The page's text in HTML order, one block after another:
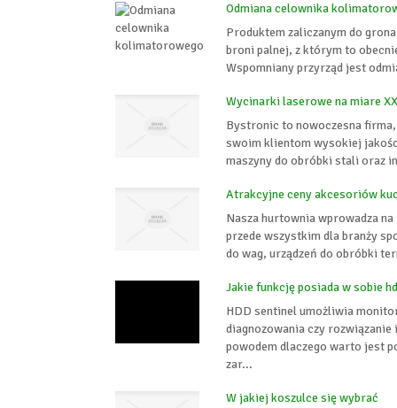
Odmiana celownika
Produktem zaliczanym do
broni palnej, z którym to
Wspomniany przyrząd jest
Wycinarki laserowe na miare
Bystronic to nowoczesna
swoim klientom wysokiej
maszyny do obróbki stali oraz
Atrakcyjne ceny akcesoriów
Nasza hurtownia wprowadza
przede wszystkim dla branży
do wag, urządzeń do obróbki
Jakie funkcję posiada w sobie
HDD sentinel umożliwia
diagnozowania czy
powodem dlaczego warto jest
zar...
W jakiej koszulce się wybrać